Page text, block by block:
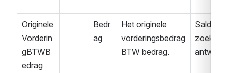
Originele
Vorderin
gBTWB
edrag
Bedr
ag
Het originele
vorderingsbedrag
BTW bedrag.
Saldover
zoek